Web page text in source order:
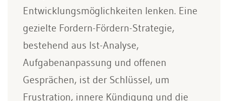
Entwicklungsmöglichkeiten lenken. Eine
gezielte Fordern-Fördern-Strategie,
bestehend aus Ist-Analyse,
Aufgabenanpassung und offenen
Gesprächen, ist der Schlüssel, um
Frustration, innere Kündigung und die